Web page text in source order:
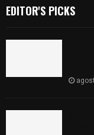
EDITOR'S PICKS